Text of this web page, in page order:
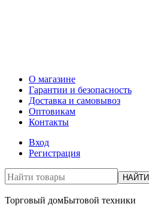
О магазине
Гарантии и безопасность
Доставка и самовывоз
Оптовикам
Контакты
Вход
Регистрация
НАЙТИ
Торговый домБытовой техники